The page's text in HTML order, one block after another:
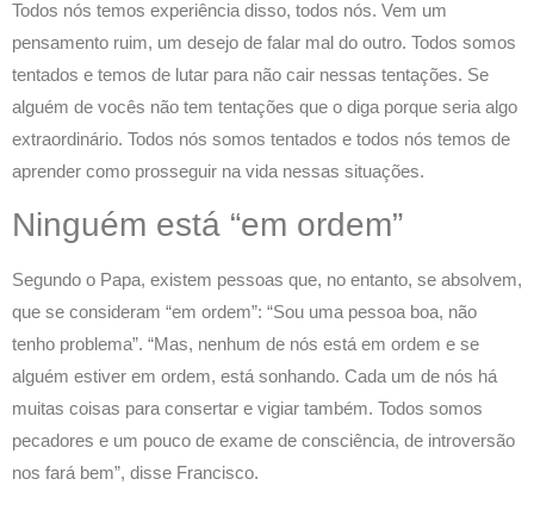
Todos nós temos experiência disso, todos nós. Vem um
pensamento ruim, um desejo de falar mal do outro. Todos somos
tentados e temos de lutar para não cair nessas tentações. Se
alguém de vocês não tem tentações que o diga porque seria algo
extraordinário. Todos nós somos tentados e todos nós temos de
aprender como prosseguir na vida nessas situações.
Ninguém está “em ordem”
Segundo o Papa, existem pessoas que, no entanto, se absolvem,
que se consideram “em ordem”: “Sou uma pessoa boa, não
tenho problema”. “Mas, nenhum de nós está em ordem e se
alguém estiver em ordem, está sonhando. Cada um de nós há
muitas coisas para consertar e vigiar também. Todos somos
pecadores e um pouco de exame de consciência, de introversão
nos fará bem”, disse Francisco.